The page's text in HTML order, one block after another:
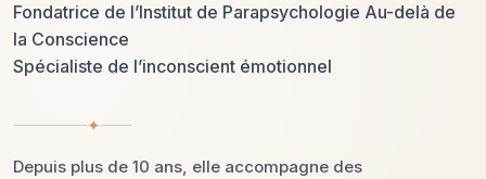
Fondatrice de l’Institut de Parapsychologie Au-delà de
la Conscience
Spécialiste de l’inconscient émotionnel
✦
Depuis plus de 10 ans, elle accompagne des